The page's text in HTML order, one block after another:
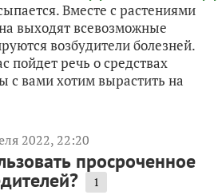
Вместе с растениями
выходят всевозможные
возбудители болезней.
пойдет речь о средствах
с вами хотим вырастить на
2022, 22:20
просроченное
1